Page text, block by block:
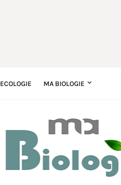
ECOLOGIE MA BIOLOGIE